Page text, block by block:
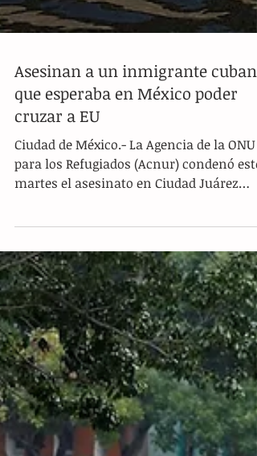
Asesinan a un inmigrante cubano
que esperaba en México poder
cruzar a EU
Ciudad de México.- La Agencia de la ONU
para los Refugiados (Acnur) condenó este
martes el asesinato en Ciudad Juárez
(México) del cubano...